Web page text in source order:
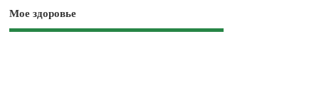
Мое здоровье